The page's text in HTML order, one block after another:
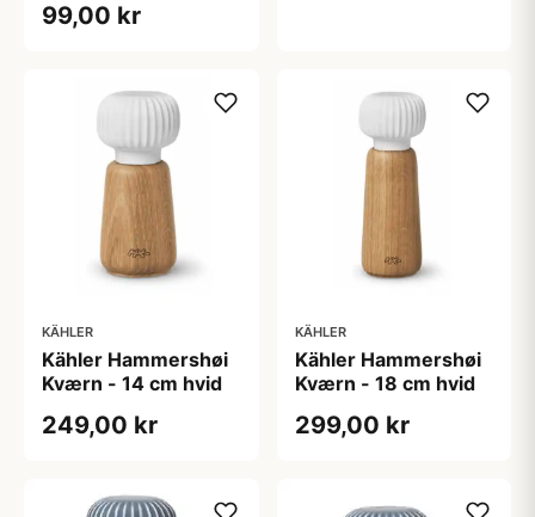
99,00 kr
KÄHLER
Kähler Hammershøi
Kværn - 14 cm hvid
249,00 kr
KÄHLER
Kähler Hammershøi
Kværn - 18 cm hvid
299,00 kr